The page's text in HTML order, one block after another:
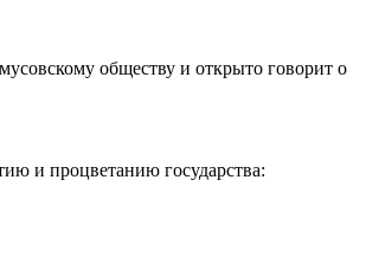
обществу и открыто говорит о
и процветанию государства: